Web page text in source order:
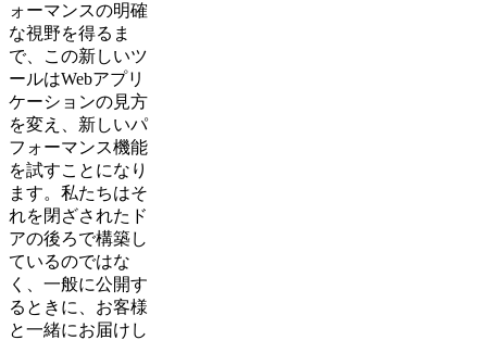
ォーマンスの明確
な視野を得るま
で、この新しいツ
ールはWebアプリ
ケーションの見方
を変え、新しいパ
フォーマンス機能
を試すことになり
ます。私たちはそ
れを閉ざされたド
アの後ろで構築し
ているのではな
く、一般に公開す
るときに、お客様
と一緒にお届けし